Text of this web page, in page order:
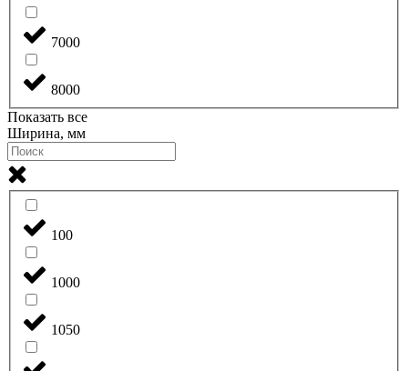
7000
8000
Показать все
Ширина, мм
100
1000
1050